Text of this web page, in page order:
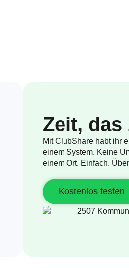
Zeit, das
Mit ClubShare habt ihr
einem System. Keine
einem Ort. Einfach.
Kostenlos testen